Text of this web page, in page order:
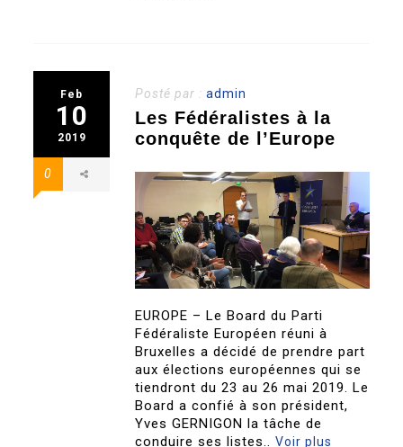
Feb
10
2019
0
Posté par :admin
Les Fédéralistes à la
conquête de l’Europe
EUROPE – Le Board du Parti
Fédéraliste Européen réuni à
Bruxelles a décidé de prendre part
aux élections européennes qui se
tiendront du 23 au 26 mai 2019. Le
Board a confié à son président,
Yves GERNIGON la tâche de
conduire ses listes..Voir plus